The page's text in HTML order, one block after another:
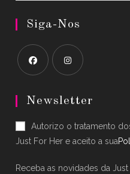
Siga-Nos
in
new
tab
in
new
tab
Newsletter
Autorizo o tratamento
Just For Her e aceito a sua
Receba as novidades da